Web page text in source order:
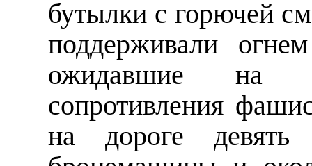
бутылки с горючей
поддерживали
ожидавшие на
сопротивления
на дороге